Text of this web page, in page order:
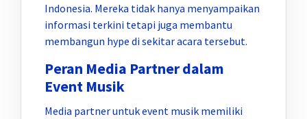
Indonesia. Mereka tidak hanya menyampaikan
informasi terkini tetapi juga membantu
membangun hype di sekitar acara tersebut.
Peran Media Partner dalam
Event Musik
Media partner untuk event musik memiliki